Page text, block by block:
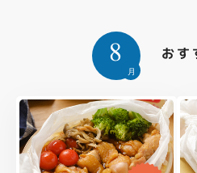
8
月
おす